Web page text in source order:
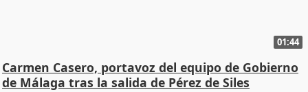
01:44
Carmen Casero, portavoz del equipo de Gobierno
de Málaga tras la salida de Pérez de Siles